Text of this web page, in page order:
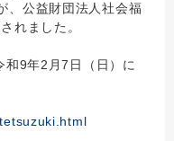
、公益財団法人社会福
れました。
9年2月7日（日）に